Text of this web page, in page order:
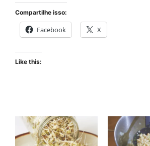
Compartilhe isso:
Facebook X
Like this: